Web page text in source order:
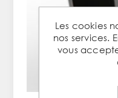
Les cookies
nos services.
vous